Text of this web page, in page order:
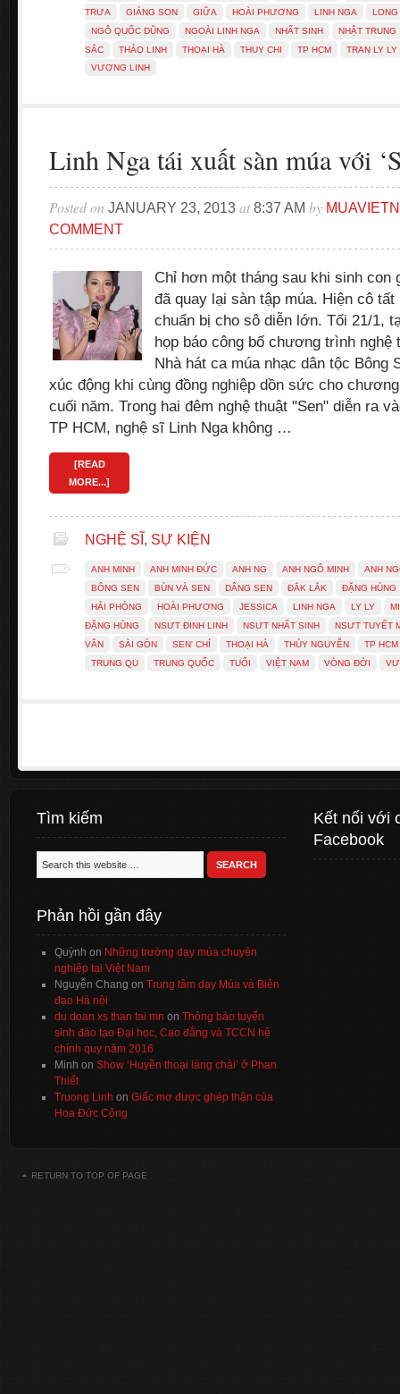
TRƯA
GIÁNG SON GIỮA HOÀI PHƯƠNG LINH NGA
LONG
NGÔ QUỐC DŨNG
NGOÀI LINH NGA NHẤT SINH
NHẬT TRUNG
SẮC
THẢO LINH THOẠI HÀ THUY CHI TP HCM
TRAN LY LY
VƯƠNG LINH
Linh Nga tái xuất sàn múa với
Posted on JANUARY 23, 2013 at8:37 AM by
COMMENT
Chỉ hơn một tháng sau khi sinh con
đã quay lại sàn tập múa. Hiện cô tất
chuẩn bị cho sô diễn lớn. Tối 21/1,
họp báo công bố chương trình nghệ
Nhà hát ca múa nhạc dân tộc Bông
xúc động khi cùng đồng nghiệp dồn sức cho
cuối năm. Trong hai đêm nghệ thuật "Sen" diễn ra
TP HCM, nghệ sĩ Linh Nga không …
[READ
MORE...]
NGHỆ SĨ , SỰ KIỆN
ANH MINH ANH MINH ĐỨC ANH NG ANH NGÔ MINH
ANH
BÔNG SEN
BÙN VÀ SEN DÂNG SEN ĐẮK LẮK
ĐẶNG HÙNG
HẢI PHÒNG
HOÀI PHƯƠNG JESSICA LINH NGA LY LY
ĐẶNG HÙNG
NSƯT ĐINH LINH NSƯT NHẤT SINH
NSƯT TUYẾT
VÂN
SÀI GÒN SEN' CHỈ THOẠI HÀ THỦY NGUYỄN
TP HCM
TRUNG QU
TRUNG QUỐC TUỔI VIỆT NAM VÒNG ĐỜI
Tìm kiếm
Phản hồi gần đây
Quỳnh on Những trường dạy múa chuyên
nghiệp tại Việt Nam
Nguyễn Chang on Trung tâm dạy Múa và Biên
đạo Hà nội
du doan xs than tai mn on Thông báo tuyển
sinh đào tạo Đại học, Cao đẳng và TCCN hệ
chính quy năm 2016
Minh on Show ‘Huyền thoại làng chài’ ở Phan
Thiết
Truong Linh on Giấc mơ được ghép thận của
Hoa Đức Công
Kết nối với
Facebook
RETURN TO TOP OF PAGE